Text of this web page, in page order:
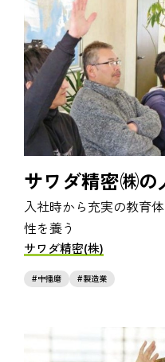
サワダ精密㈱の
入社時から充実の教育
性を養う
サワダ精密(株)
中播磨 製造業